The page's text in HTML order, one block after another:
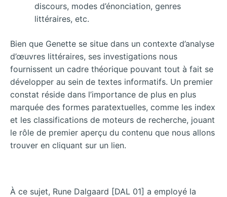
discours, modes d’énonciation, genres
littéraires, etc.
Bien que Genette se situe dans un contexte d’analyse
d’œuvres littéraires, ses investigations nous
fournissent un cadre théorique pouvant tout à fait se
développer au sein de textes informatifs. Un premier
constat réside dans l’importance de plus en plus
marquée des formes paratextuelles, comme les index
et les classifications de moteurs de recherche, jouant
le rôle de premier aperçu du contenu que nous allons
trouver en cliquant sur un lien.
À ce sujet, Rune Dalgaard [DAL 01] a employé la